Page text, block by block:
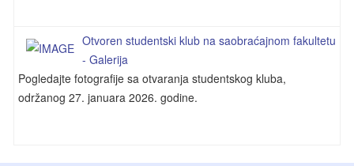
Otvoren studentski klub na saobraćajnom fakultetu
- Galerija
Pogledajte fotografije sa otvaranja studentskog kluba,
održanog 27. januara 2026. godine.